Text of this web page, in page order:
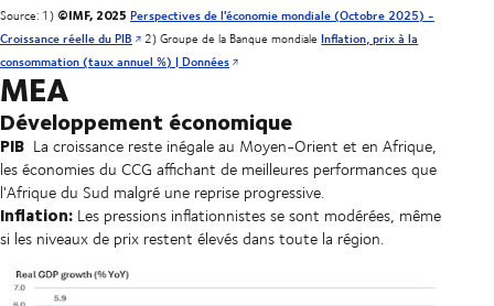
Source: 1) ©IMF, 2025 Perspectives de l'économie mondiale (Octobre 2025) -
Croissance réelle du PIB
2) Groupe de la Banque mondialeInflation, prix à la
consommation (taux annuel %) | Données
MEA
Développement économique
PIB La croissance reste inégale au Moyen-Orient et en Afrique,
les économies du CCG affichant de meilleures performances que
l'Afrique du Sud malgré une reprise progressive.
Inflation: Les pressions inflationnistes se sont modérées, même
si les niveaux de prix restent élevés dans toute la région.